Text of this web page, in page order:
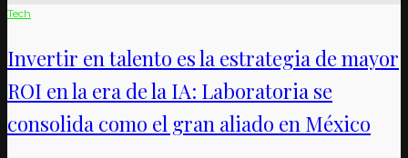
Tech
Invertir en talento es la estrategia de mayor
ROI en la era de la IA: Laboratoria se
consolida como el gran aliado en México